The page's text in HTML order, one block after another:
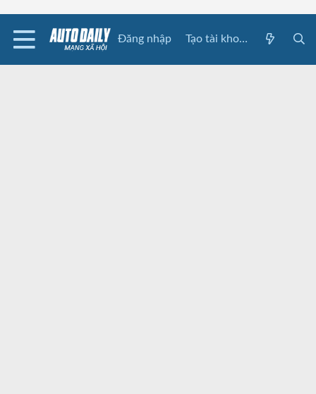
Đăng nhập Tạo tài khoản